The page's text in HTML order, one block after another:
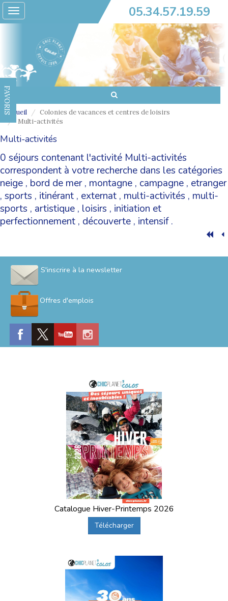
Toggle
navigation
05.34.57.19.59
FAVORIS
Accueil
Colonies de vacances et centres de loisirs
Multi-activités
Multi-activités
0 séjours contenant l'activité Multi-activités
correspondent à votre recherche dans les catégories
neige , bord de mer, montagne , campagne , etranger
, sports , itinérant , externat , multi-activités , multi-
sports , artistique , loisirs , initiation et
perfectionnement , découverte , intensif.
S'inscrire à la newsletter
Offres d'emplois
Catalogue Hiver-Printemps 2026
Télécharger